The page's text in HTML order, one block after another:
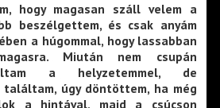
hogy magasan száll velem a
beszélgettem, és csak anyám
a húgommal, hogy lassabban
Miután nem csupán
a helyzetemmel, de
úgy döntöttem, ha még
a hintával, majd a csúcson